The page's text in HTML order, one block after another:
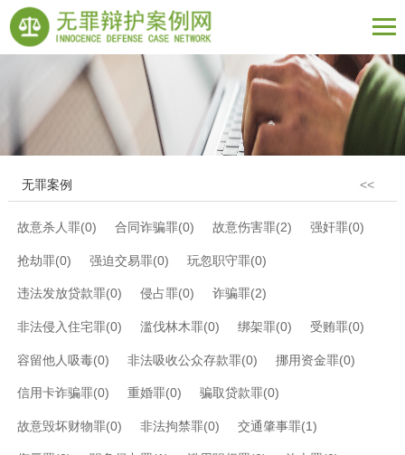
无罪案例 <<
故意杀人罪(0) 合同诈骗罪(0) 故意伤害罪(2) 强奸罪(0)
抢劫罪(0) 强迫交易罪(0) 玩忽职守罪(0)
违法发放贷款罪(0) 侵占罪(0) 诈骗罪(2)
非法侵入住宅罪(0) 滥伐林木罪(0) 绑架罪(0) 受贿罪(0)
容留他人吸毒(0) 非法吸收公众存款罪(0) 挪用资金罪(0)
信用卡诈骗罪(0) 重婚罪(0) 骗取贷款罪(0)
故意毁坏财物罪(0) 非法拘禁罪(0) 交通肇事罪(1)